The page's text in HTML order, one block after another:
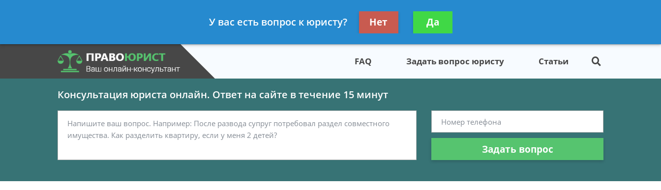
- Юрист по гражданскому праву
Получите консультацию
бесплатно
FAQ Задать вопрос юристу Статьи
Консультация юриста онлайн. Ответ на сайте в течение 15 минут
Задать вопрос
У вас есть вопрос к юристу? Нет Да